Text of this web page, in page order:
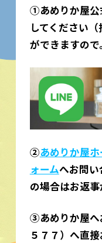
①あめりか屋公
してください
ができますので
②あめりか屋
ォームへお問
の場合はお返事
③あめりか屋へ
５７７）へ直